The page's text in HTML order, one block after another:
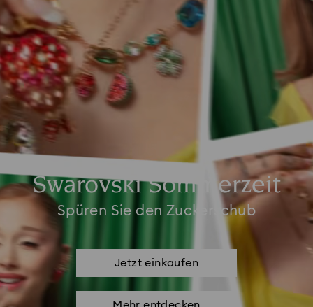
Swarovski Sommerzeit
Spüren Sie den Zuckerschub
Jetzt einkaufen